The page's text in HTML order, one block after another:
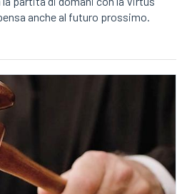
anche al futuro prossimo.